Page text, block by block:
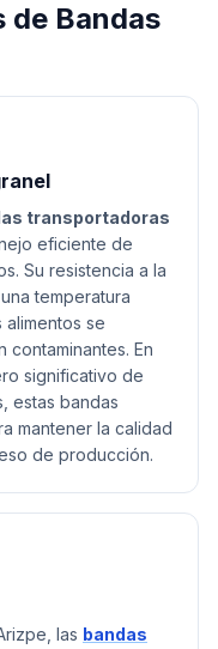
de Bandas
transportadoras
eficiente de
Su resistencia a la
temperatura
alimentos se
contaminantes. En
significativo de
estas bandas
mantener la calidad
de producción.
las bandas